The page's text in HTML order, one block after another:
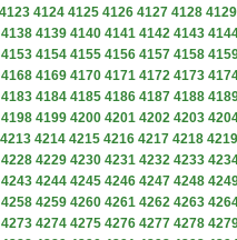
4123 4124 4125 4126 4127 4128 4129
4138 4139 4140 4141 4142 4143
4153 4154 4155 4156 4157 4158
4168 4169 4170 4171 4172 4173
4183 4184 4185 4186 4187 4188
4198 4199 4200 4201 4202 4203
4213 4214 4215 4216 4217 4218 4219
4228 4229 4230 4231 4232 4233
4243 4244 4245 4246 4247 4248
4258 4259 4260 4261 4262 4263
4273 4274 4275 4276 4277 4278